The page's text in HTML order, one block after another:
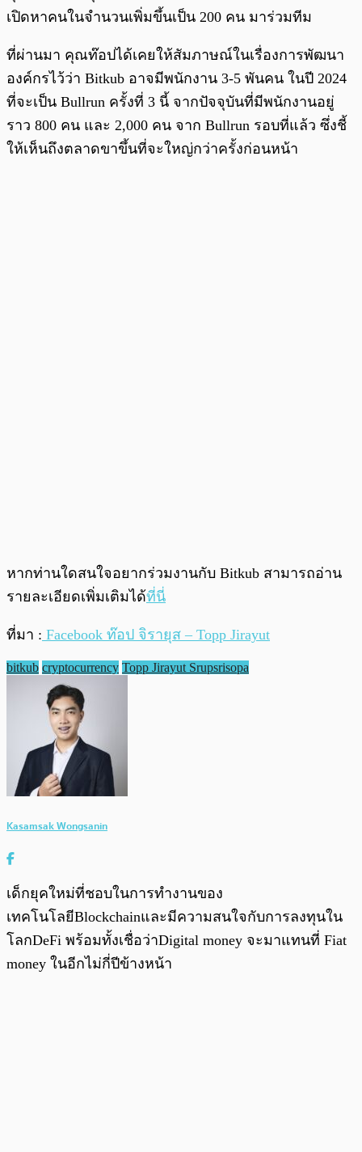
เปิดหาคนในจำนวนเพิ่มขึ้นเป็น 200 คน มาร่วมทีม
ที่ผ่านมา คุณท๊อปได้เคยให้สัมภาษณ์ในเรื่องการพัฒนา
องค์กรไว้ว่า Bitkub อาจมีพนักงาน 3-5 พันคน ในปี 2024
ที่จะเป็น Bullrun ครั้งที่ 3 นี้ จากปัจจุบันที่มีพนักงานอยู่
ราว 800 คน และ 2,000 คน จาก Bullrun รอบที่แล้ว ซึ่งชี้
ให้เห็นถึงตลาดขาขึ้นที่จะใหญ่กว่าครั้งก่อนหน้า
หากท่านใดสนใจอยากร่วมงานกับ Bitkub สามารถอ่าน
รายละเอียดเพิ่มเติมได้ที่นี่
ที่มา : Facebook ท๊อป จิรายุส – Topp Jirayut
bitkub cryptocurrency Topp Jirayut Srupsrisopa
Kasamsak Wongsanin
เด็กยุคใหม่ที่ชอบในการทำงานของ
เทคโนโลยีBlockchainและมีความสนใจกับการลงทุนใน
โลกDeFi พร้อมทั้งเชื่อว่าDigital money จะมาแทนที่ Fiat
money ในอีกไม่กี่ปีข้างหน้า